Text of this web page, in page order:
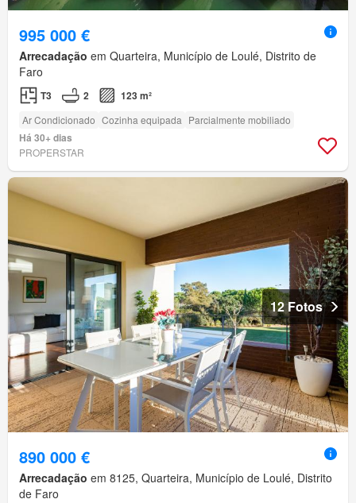
995 000 €
Arrecadação em Quarteira, Município de Loulé, Distrito de
Faro
T3 2 123 m²
Ar Condicionado Cozinha equipada Parcialmente mobiliado
Há 30+ dias
PROPERSTAR
12 Fotos
890 000 €
Arrecadação em 8125, Quarteira, Município de Loulé, Distrito
de Faro